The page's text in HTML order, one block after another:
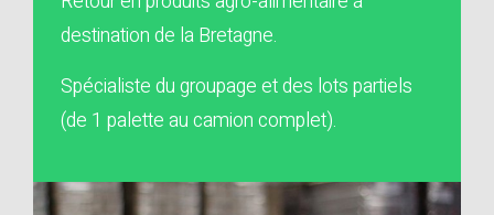
destination de la Bretagne.
Spécialiste du groupage et des lots partiels
(de 1 palette au camion complet).